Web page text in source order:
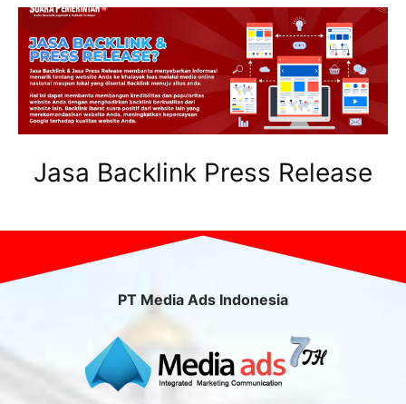
Jasa Backlink Press Release
PT Media Ads Indonesia